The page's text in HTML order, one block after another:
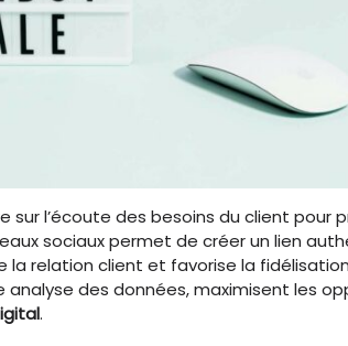
l’écoute des besoins du client pour
sociaux permet de créer un lien
la relation client et favorise la
des données, maximisent les
.